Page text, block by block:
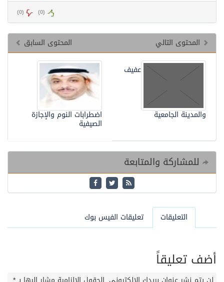
(
0
) (
0
)
المحتوى السابق المحتوى التالي
اضطرابات النوم والإجازة
الصيفية
عفيف
والمدينة الجامعية
للمشاركة والمتابعة
التعليقات تعليقات الفيس بوك
أضف تعليقاً